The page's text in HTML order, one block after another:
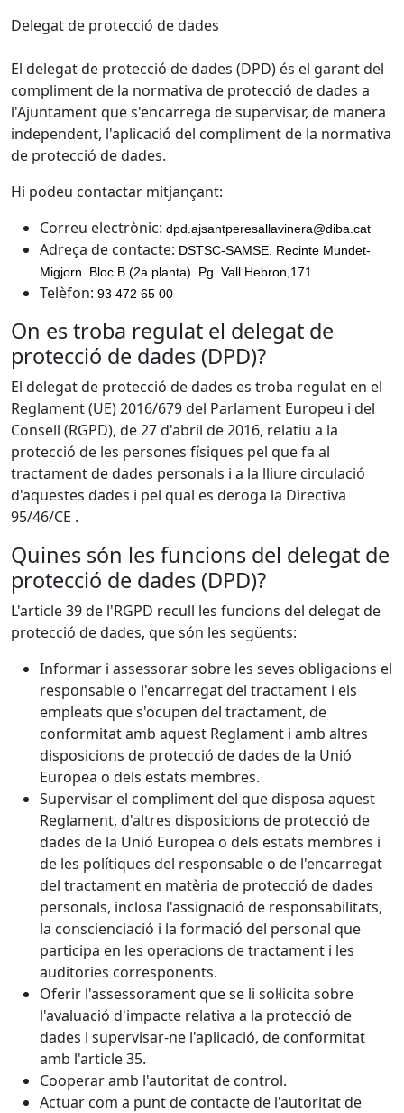
Delegat de protecció de dades
El delegat de protecció de dades (DPD) és el garant del
compliment de la normativa de protecció de dades a
l'Ajuntament que s'encarrega de supervisar, de manera
independent, l'aplicació del compliment de la normativa
de protecció de dades.
Hi podeu contactar mitjançant:
Correu electrònic: dpd.ajsantperesallavinera@diba.cat
Adreça de contacte: DSTSC-SAMSE. Recinte Mundet-
Migjorn. Bloc B (2a planta). Pg. Vall Hebron,171
Telèfon: 93 472 65 00
On es troba regulat el delegat de
protecció de dades (DPD)?
El delegat de protecció de dades es troba regulat en el
Reglament (UE) 2016/679 del Parlament Europeu i del
Consell (RGPD), de 27 d'abril de 2016, relatiu a la
protecció de les persones físiques pel que fa al
tractament de dades personals i a la lliure circulació
d'aquestes dades i pel qual es deroga la Directiva
95/46/CE .
Quines són les funcions del delegat de
protecció de dades (DPD)?
L'article 39 de l'RGPD recull les funcions del delegat de
protecció de dades, que són les següents:
Informar i assessorar sobre les seves obligacions el
responsable o l'encarregat del tractament i els
empleats que s'ocupen del tractament, de
conformitat amb aquest Reglament i amb altres
disposicions de protecció de dades de la Unió
Europea o dels estats membres.
Supervisar el compliment del que disposa aquest
Reglament, d'altres disposicions de protecció de
dades de la Unió Europea o dels estats membres i
de les polítiques del responsable o de l'encarregat
del tractament en matèria de protecció de dades
personals, inclosa l'assignació de responsabilitats,
la conscienciació i la formació del personal que
participa en les operacions de tractament i les
auditories corresponents.
Oferir l'assessorament que se li sol·licita sobre
l'avaluació d'impacte relativa a la protecció de
dades i supervisar-ne l'aplicació, de conformitat
amb l'article 35.
Cooperar amb l'autoritat de control.
Actuar com a punt de contacte de l'autoritat de